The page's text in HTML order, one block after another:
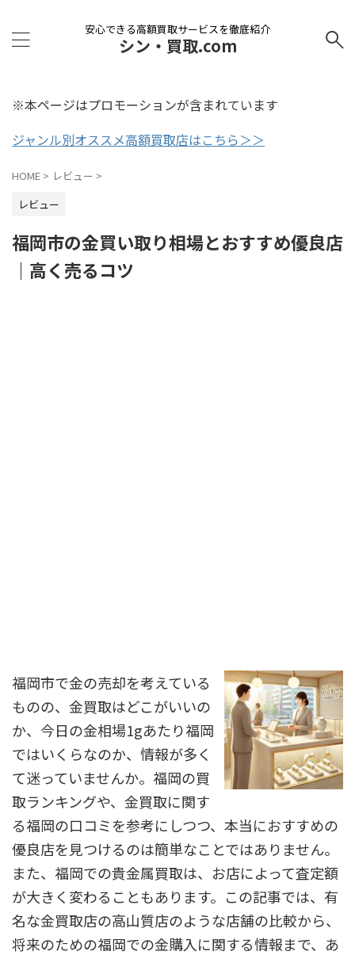
安心できる高額買取サービスを徹底紹介
シン・買取.com
※本ページはプロモーションが含まれています
ジャンル別オススメ高額買取店はこちら＞＞
HOME > レビュー >
レビュー
福岡市の金買い取り相場とおすすめ優良店
｜高く売るコツ
福岡市で金の売却を考えている
ものの、金買取はどこがいいの
か、今日の金相場1gあたり福岡
ではいくらなのか、情報が多く
て迷っていませんか。福岡の買
取ランキングや、金買取に関す
る福岡の口コミを参考にしつつ、本当におすすめの
優良店を見つけるのは簡単なことではありません。
また、福岡での貴金属買取は、お店によって査定額
が大きく変わることもあります。この記事では、有
名な金買取店の高山質店のような店舗の比較から、
将来のための福岡での金購入に関する情報まで、あ